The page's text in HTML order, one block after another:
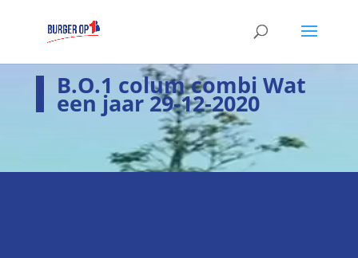
B.O.1 colum combi Wat
een jaar 29-12-2020